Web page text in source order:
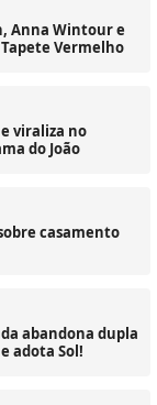
Anna Wintour e
Vermelho
viraliza no
do João
casamento
abandona dupla
adota Sol!